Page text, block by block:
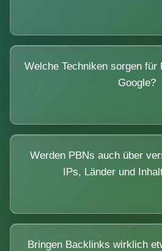
Welche Techniken sorgen für
Google?
Werden PBNs auch über
IPs, Länder und
Bringen Backlinks wirklich